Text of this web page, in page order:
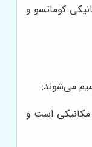
کوماتسو و
می‌شوند:
مکانیکی است و